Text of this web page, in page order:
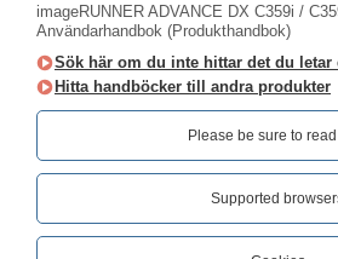
imageRUNNER ADVANCE DX C359i /
Användarhandbok (Produkthandbok)
Sök här om du inte hittar det du letar
Hitta handböcker till andra produkter
Please be sure to read
Supported